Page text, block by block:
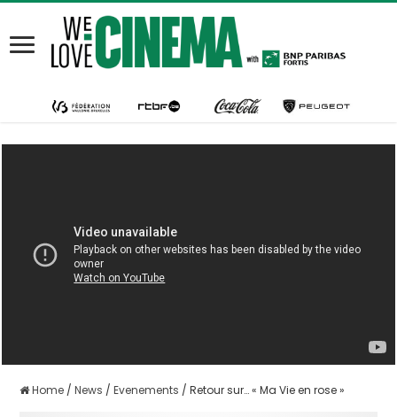
Home / News / Evenements / Retour sur… « Ma Vie en rose »